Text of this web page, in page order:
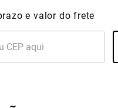
e valor do frete